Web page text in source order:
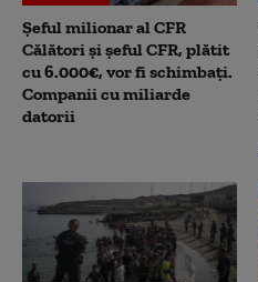
Șeful milionar al CFR
Călători și șeful CFR, plătit
cu 6.000€, vor fi schimbați.
Companii cu miliarde
datorii